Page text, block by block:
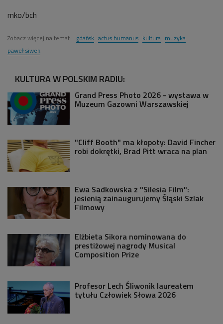
mko/bch
Zobacz więcej na temat: gdańsk actus humanus kultura muzyka
paweł siwek
KULTURA W POLSKIM RADIU:
Grand Press Photo 2026 - wystawa w
Muzeum Gazowni Warszawskiej
"Cliff Booth" ma kłopoty: David Fincher
robi dokrętki, Brad Pitt wraca na plan
Ewa Sadkowska z "Silesia Film":
jesienią zainaugurujemy Śląski Szlak
Filmowy
Elżbieta Sikora nominowana do
prestiżowej nagrody Musical
Composition Prize
Profesor Lech Śliwonik laureatem
tytułu Człowiek Słowa 2026